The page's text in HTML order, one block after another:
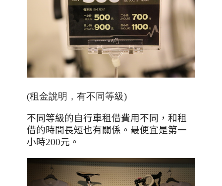
(租金說明，有不同等級)
不同等級的自行車租借費用不同，和租
借的時間長短也有關係。最便宜是第一
小時200元。